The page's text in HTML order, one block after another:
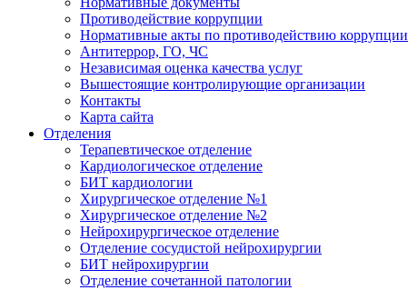
Противодействие коррупции
Нормативные акты по противодействию коррупции
Антитеррор, ГО, ЧС
Независимая оценка качества услуг
Вышестоящие контролирующие организации
Контакты
Карта сайта
Отделения
Терапевтическое отделение
Кардиологическое отделение
БИТ кардиологии
Хирургическое отделение №1
Хирургическое отделение №2
Нейрохирургическое отделение
Отделение сосудистой нейрохирургии
БИТ нейрохирургии
Отделение сочетанной патологии